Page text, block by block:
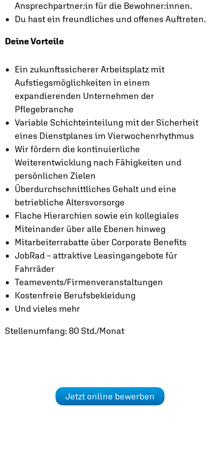
Ansprechpartner:in für die Bewohner:innen.
Du hast ein freundliches und offenes Auftreten.
Deine Vorteile
Ein zukunftssicherer Arbeitsplatz mit
Aufstiegsmöglichkeiten in einem
expandierenden Unternehmen der
Pflegebranche
Variable Schichteinteilung mit der Sicherheit
eines Dienstplanes im Vierwochenrhythmus
Wir fördern die kontinuierliche
Weiterentwicklung nach Fähigkeiten und
persönlichen Zielen
Überdurchschnittliches Gehalt und eine
betriebliche Altersvorsorge
Flache Hierarchien sowie ein kollegiales
Miteinander über alle Ebenen hinweg
Mitarbeiterrabatte über Corporate Benefits
JobRad – attraktive Leasingangebote für
Fahrräder
Teamevents/Firmenveranstaltungen
Kostenfreie Berufsbekleidung
Und vieles mehr
Stellenumfang: 80 Std./Monat
Jetzt online bewerben